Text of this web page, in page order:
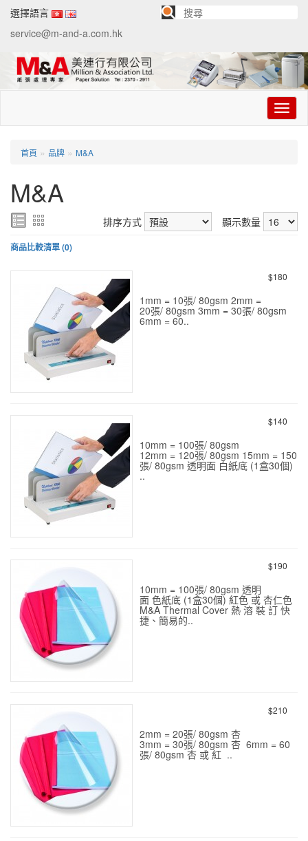
選擇語言
service@m-and-a.com.hk
切
换
首頁 » 品牌 » M&A
M&A
顯示數量
排序方式
商品比較清單 (0)
$180
50個
1mm = 10張/ 80gsm 2mm =
20張/ 80gsm 3mm = 30張/ 80gsm
6mm = 60..
$140
色 30個
10mm = 100張/ 80gsm
12mm = 120張/ 80gsm 15mm = 150
張/ 80gsm 透明面 白紙底 (1盒30個)
..
$190
個
10mm = 100張/ 80gsm 透明
面 色紙底 (1盒30個) 紅色 或 杏仁色
M&A Thermal Cover 熱 溶 裝 訂 快
捷、簡易的..
$210
2mm = 20張/ 80gsm 杏
3mm = 30張/ 80gsm 杏 6mm = 60
張/ 80gsm 杏 或 紅 ..